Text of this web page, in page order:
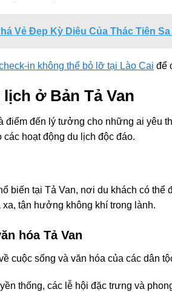
Vẻ Đẹp Kỳ Diệu Của Thác Tiên
in không thể bỏ lỡ tại Lào Cai để
ở Bản Tả Van
điểm đến lý tưởng cho những ai yêu
hoạt động du lịch độc đáo.
biến tại Tả Van, nơi du khách có thể
tận hưởng không khí trong lành.
hóa Tả Van
cuộc sống và văn hóa của các dân
thống, các lễ hội đặc trưng và